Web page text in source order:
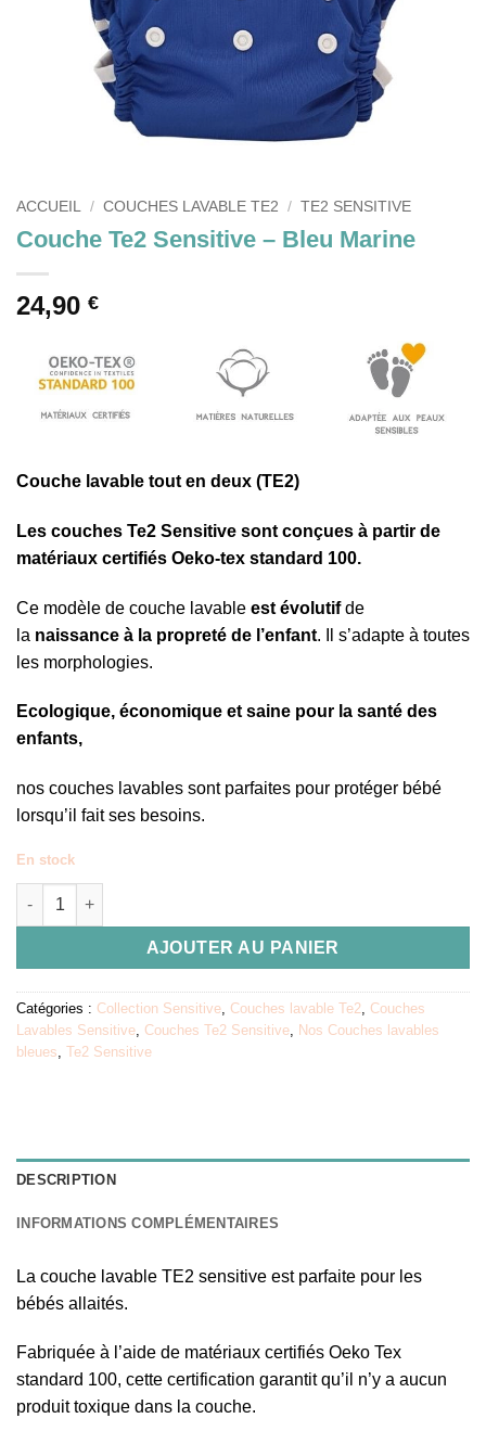
ACCUEIL / COUCHES LAVABLE TE2 / TE2 SENSITIVE
Couche Te2 Sensitive – Bleu Marine
24,90 €
Couche lavable tout en deux (TE2)
Les couches Te2 Sensitive sont conçues à partir de
matériaux certifiés Oeko-tex standard 100.
Ce modèle de couche lavable est évolutifde
la naissance à la propreté de l’enfant. Il s’adapte à toutes
les morphologies.
Ecologique, économique et saine pour la santé des
enfants,
nos couches lavables sont parfaites pour protéger bébé
lorsqu’il fait ses besoins.
En stock
quantité de Couche Te2 Sensitive - Bleu Marine
AJOUTER AU PANIER
Catégories : Collection Sensitive Couches lavable Te2 Couches
Lavables Sensitive Couches Te2 Sensitive
Nos Couches lavables
bleues Te2 Sensitive
DESCRIPTION
INFORMATIONS COMPLÉMENTAIRES
La couche lavable TE2 sensitive est parfaite pour les
bébés allaités.
Fabriquée à l’aide de matériaux certifiés Oeko Tex
standard 100, cette certification garantit qu’il n’y a aucun
produit toxique dans la couche.